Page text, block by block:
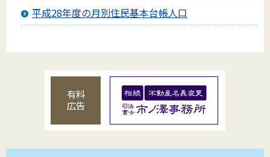
平成28年度の月別住民基本台帳人口
有料
広告